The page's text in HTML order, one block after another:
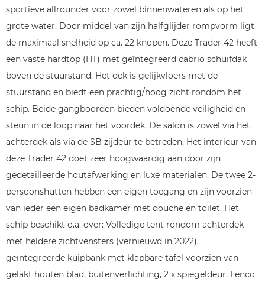
sportieve allrounder voor zowel binnenwateren als op het
grote water. Door middel van zijn halfglijder rompvorm ligt
de maximaal snelheid op ca. 22 knopen. Deze Trader 42 heeft
een vaste hardtop (HT) met geïntegreerd cabrio schuifdak
boven de stuurstand. Het dek is gelijkvloers met de
stuurstand en biedt een prachtig/hoog zicht rondom het
schip. Beide gangboorden bieden voldoende veiligheid en
steun in de loop naar het voordek. De salon is zowel via het
achterdek als via de SB zijdeur te betreden. Het interieur van
deze Trader 42 doet zeer hoogwaardig aan door zijn
gedetailleerde houtafwerking en luxe materialen. De twee 2-
persoonshutten hebben een eigen toegang en zijn voorzien
van ieder een eigen badkamer met douche en toilet. Het
schip beschikt o.a. over: Volledige tent rondom achterdek
met heldere zichtvensters (vernieuwd in 2022),
geïntegreerde kuipbank met klapbare tafel voorzien van
gelakt houten blad, buitenverlichting, 2 x spiegeldeur, Lenco